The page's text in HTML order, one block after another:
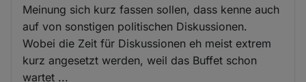
Meinung sich kurz fassen sollen, dass kenne auch
auf von sonstigen politischen Diskussionen.
Wobei die Zeit für Diskussionen eh meist extrem
kurz angesetzt werden, weil das Buffet schon
wartet ...